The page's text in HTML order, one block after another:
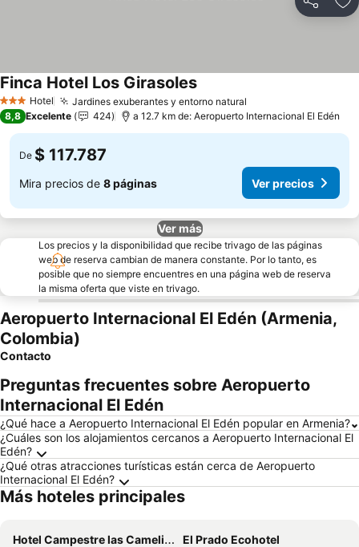
Compartir
3 Estrellas
Hotel Jardines exuberantes y entorno natural
Finca Hotel Los Girasoles
8,8 Excelente 424 a 12.7 km de: Aeropuerto Internacional El Edén
De $ 117.787
Mira precios de 8 páginas Ver precios
Ver más
Los precios y la disponibilidad que recibe trivago de las páginas
web de reserva cambian de manera constante. Por lo tanto, es
posible que no siempre encuentres en una página web de reserva
la misma oferta que viste en trivago.
Aeropuerto Internacional El Edén (Armenia,
Colombia)
Contacto
Preguntas frecuentes sobre Aeropuerto
Internacional El Edén
¿Qué hace a Aeropuerto Internacional El Edén popular en Armenia?
¿Cuáles son los alojamientos cercanos a Aeropuerto Internacional El
Edén?
¿Qué otras atracciones turísticas están cerca de Aeropuerto
Internacional El Edén?
Más hoteles principales
Hotel Campestre las Camelias
El Prado Ecohotel